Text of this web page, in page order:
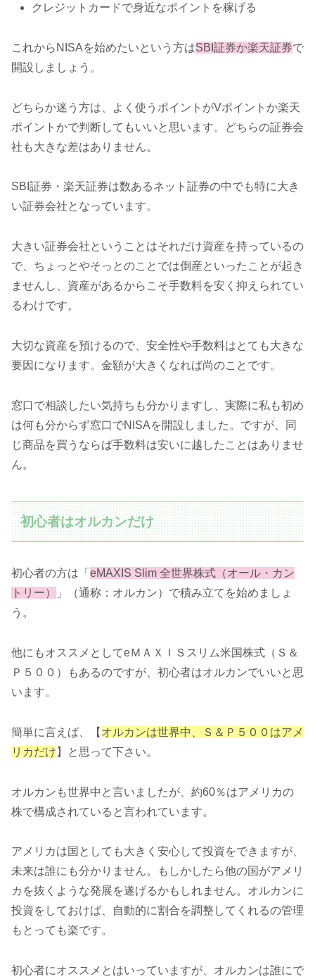
クレジットカードで身近なポイントを稼げる
これからNISAを始めたいという方はSBI証券か楽天証券で
開設しましょう。
どちらか迷う方は、よく使うポイントがVポイントか楽天
ポイントかで判断してもいいと思います。どちらの証券会
社も大きな差はありません。
SBI証券・楽天証券は数あるネット証券の中でも特に大き
い証券会社となっています。
大きい証券会社ということはそれだけ資産を持っているの
で、ちょっとやそっとのことでは倒産といったことが起き
ませんし、資産があるからこそ手数料を安く抑えられてい
るわけです。
大切な資産を預けるので、安全性や手数料はとても大きな
要因になります。金額が大きくなれば尚のことです。
窓口で相談したい気持ちも分かりますし、実際に私も初め
は何も分からず窓口でNISAを開設しました。ですが、同
じ商品を買うならば手数料は安いに越したことはありませ
ん。
初心者はオルカンだけ
初心者の方は「 eMAXIS Slim 全世界株式（オール・カン
トリー）
」（通称：オルカン）で積み立てを始めましょ
う。
他にもオススメとしてeＭＡＸＩＳスリム米国株式（Ｓ＆
Ｐ５００）もあるのですが、初心者はオルカンでいいと思
います。
簡単に言えば、【 オルカンは世界中、Ｓ＆Ｐ５００はアメ
リカだけ 】と思って下さい。
オルカンも世界中と言いましたが、約60％はアメリカの
株で構成されていると言われています。
アメリカは国としても大きく安心して投資をできますが、
未来は誰にも分かりません。もしかしたら他の国がアメリ
カを抜くような発展を遂げるかもしれません。オルカンに
投資をしておけば、自動的に割合を調整してくれるの管理
もとっても楽です。
初心者にオススメとはいっていますが、オルカンは誰にで